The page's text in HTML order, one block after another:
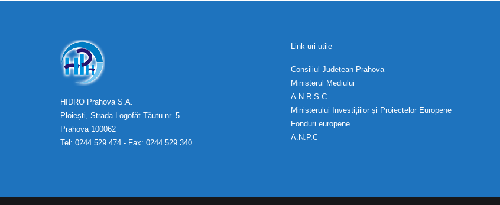
HIDRO Prahova S.A.
Ploiești, Strada Logofăt Tăutu nr. 5
Prahova 100062
Tel: 0244.529.474 - Fax: 0244.529.340
Link-uri utile
Consiliul Județean Prahova
Ministerul Mediului
A.N.R.S.C.
Ministerului Investițiilor și Proiectelor Europene
Fonduri europene
A.N.P.C